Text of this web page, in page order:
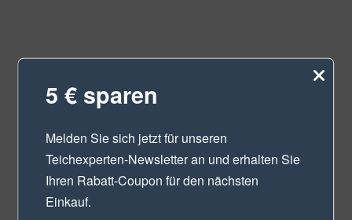
5 € sparen
Melden Sie sich jetzt für unseren
Teichexperten-Newsletteran und erhalten Sie
Ihren Rabatt-Coupon für den nächsten
Einkauf.